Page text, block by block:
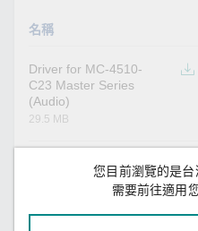
名稱
Driver for MC-4510-
C23 Master Series
(Audio)
29.5 MB
Driver for MC-4510-
C23 Master Series
4.3 MB
您目前瀏覽的是台
需要前往適用